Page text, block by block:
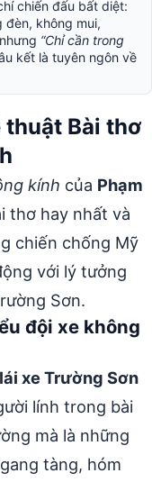
chiến đấu bất diệt:
đèn, không mui,
“Chỉ cần trong
kết là tuyên ngôn về
thuật Bài thơ
kính của Phạm
thơ hay nhất và
chiến chống Mỹ
với lý tưởng
Sơn.
đội xe không
xe Trường Sơn
lính trong bài
mà là những
tàng, hóm